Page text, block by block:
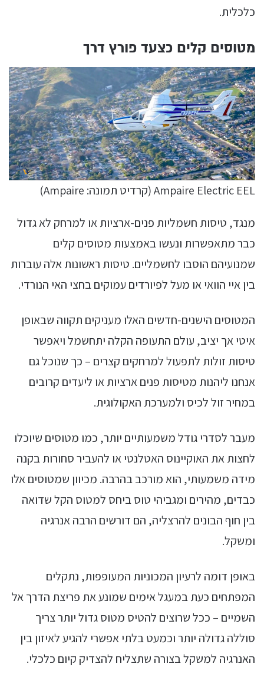
כלכלית.
מטוסים קלים כצעד פורץ דרך
Ampaire Electric EEL (קרדיט תמונה: Ampaire)
מנגד, טיסות חשמליות פנים-ארציות או למרחק לא גדול
כבר מתאפשרות ונעשו באמצעות מטוסים קלים
שמנועיהם הוסבו לחשמליים. טיסות ראשונות אלה עוברות
בין איי הוואי או מעל לפיורדים עמוקים בחצי האי הנורדי.
המטוסים הישנים-חדשים האלו מעניקים תקווה שבאופן
איטי אך יציב, עולם התעופה הקלה יתחשמל ויאפשר
טיסות זולות לתפעול למרחקים קצרים – כך שנוכל גם
אנחנו ליהנות מטיסות פנים ארציות או ליעדים קרובים
במחיר זול לכיס ולמערכת האקולוגית.
מעבר לסדרי גודל משמעותיים יותר, כמו מטוסים שיוכלו
לחצות את האוקיינוס האטלנטי או להעביר סחורות בקנה
מידה משמעותי, הוא מורכב בהרבה. מכיוון שמטוסים אלו
כבדים, מהירים ומגביהי טוס ביחס למטוס הקל שדואה
בין חוף הבונים להרצליה, הם דורשים הרבה אנרגיה
ומשקל.
באופן דומה לרעיון המכוניות המעופפות, נתקלים
המפתחים כעת במעגל אימים שמונע את פריצת הדרך אל
השמיים – ככל שרוצים להטיס מטוס גדול יותר צריך
סוללה גדולה יותר וכמעט בלתי אפשרי להגיע לאיזון בין
האנרגיה למשקל בצורה שתצליח להצדיק קיום כלכלי.